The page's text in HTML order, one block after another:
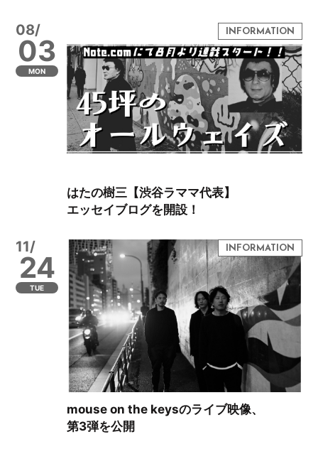
08/
03
MON
はたの樹三【渋谷ラママ代表】
エッセイブログを開設！
11/
24
TUE
mouse on the keysのライブ映像、
第3弾を公開